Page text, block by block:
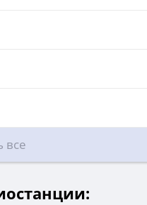
все